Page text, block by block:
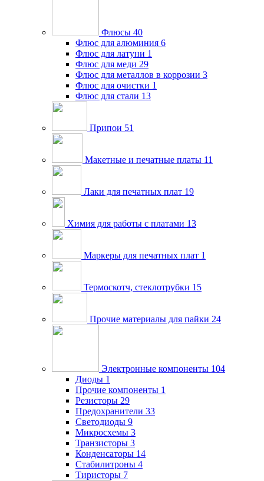
Флюсы 40
Флюс для алюминия 6
Флюс для латуни 1
Флюс для меди 29
Флюс для металлов в коррозии 3
Флюс для очистки 1
Флюс для стали 13
Припои 51
Макетные и печатные платы 11
Лаки для печатных плат 19
Химия для работы с платами 13
Маркеры для печатных плат 1
Термоскотч, стеклотрубки 15
Прочие материалы для пайки 24
Электронные компоненты 104
Диоды 1
Прочие компоненты 1
Резисторы 29
Предохранители 33
Светодиоды 9
Микросхемы 3
Транзисторы 3
Конденсаторы 14
Стабилитроны 4
Тиристоры 7